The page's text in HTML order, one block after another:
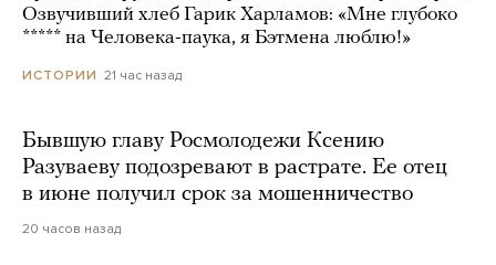
Озвучивший хлеб Гарик Харламов: «Мне глубоко
***** на Человека-паука, я Бэтмена люблю!»
ИСТОРИИ 21 час назад
Бывшую главу Росмолодежи Ксению
Разуваеву подозревают в растрате. Ее отец
в июне получил срок за мошенничество
20 часов назад